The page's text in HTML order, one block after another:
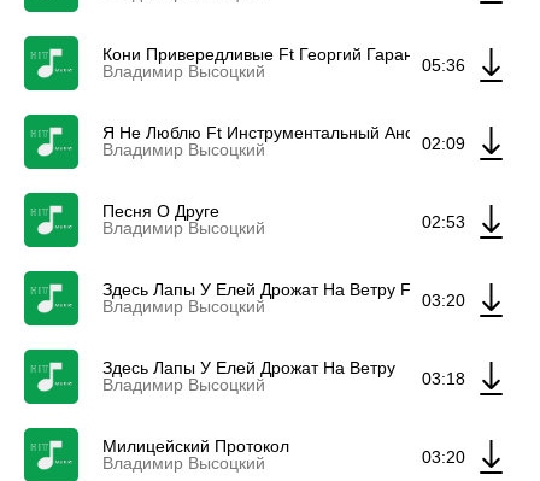
Кони Привередливые Ft Георгий Гаранян &
Владимир Высоцкий
05:36
Я Не Люблю Ft Инструментальный Ансамбль
Владимир Высоцкий
02:09
Песня О Друге
Владимир Высоцкий
02:53
Здесь Лапы У Елей Дрожат На Ветру Ft
Владимир Высоцкий
03:20
Здесь Лапы У Елей Дрожат На Ветру
Владимир Высоцкий
03:18
Милицейский Протокол
Владимир Высоцкий
03:20